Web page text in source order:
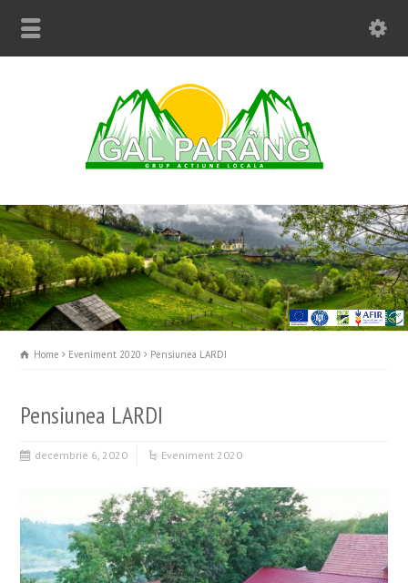
Home Eveniment 2020 Pensiunea LARDI
Pensiunea LARDI
decembrie 6, 2020 Eveniment 2020